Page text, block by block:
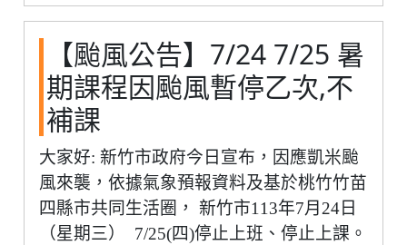
【颱風公告】7/24 7/25 暑
期課程因颱風暫停乙次,不
補課
大家好: 新竹市政府今日宣布，因應凱米颱
風來襲，依據氣象預報資料及基於桃竹竹苗
四縣市共同生活圈， 新竹市113年7月24日
（星期三） 7/25(四)停止上班、停止上課。